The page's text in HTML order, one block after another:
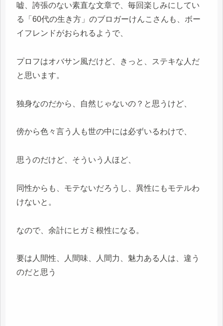
嘘、誇張のない素直な文章で、毎回楽しみにしてい
る「60代の生き方」のブロガーけんこさんも、ボー
イフレンドがおられるようで、
プロフはオバサン風だけど、きっと、ステキな人だ
と思います。
独身なのだから、自然じゃないの？と思うけど、
傍から色々言う人も世の中には必ずいるわけで、
思うのだけど、そういう人ほど、
同性からも、モテないだろうし、異性にもモテルわ
けないと。
なので、余計にヒガミ根性になる。
要は人間性、人間味、人間力、魅力ある人は、違う
のだと思う